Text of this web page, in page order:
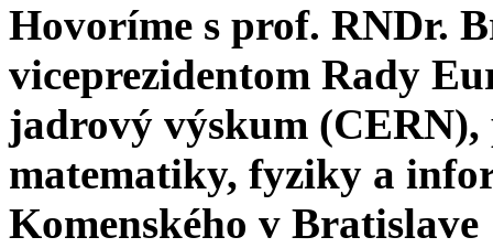
Hovoríme s prof. RNDr.
viceprezidentom Rady
jadrový výskum
matematiky, fyziky a
Komenského v Bratislave